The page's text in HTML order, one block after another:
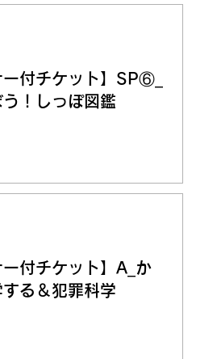
ー付チケット】SP⑥_
！しっぽ図鑑
ー付チケット】A_か
る＆犯罪科学